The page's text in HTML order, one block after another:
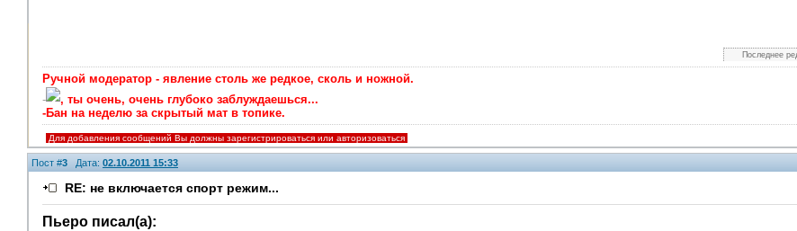
Последнее
Ручной модератор - явление столь же редкое, сколь и ножной.
-
, ты очень, очень глубоко заблуждаешься...
-Бан на неделю за скрытый мат в топике.
Для добавления сообщений Вы должны зарегистрироваться или авторизоваться
Пост #3 Дата: 02.10.2011 15:33
RE: не включается спорт режим...
Пьеро писал(а):